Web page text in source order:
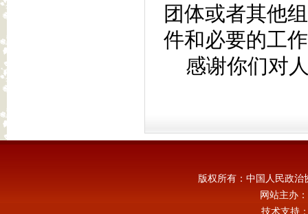
团体或者其他
件和必要的工
感谢你们对
版权所有：中国人民政
网站主办
技术支持